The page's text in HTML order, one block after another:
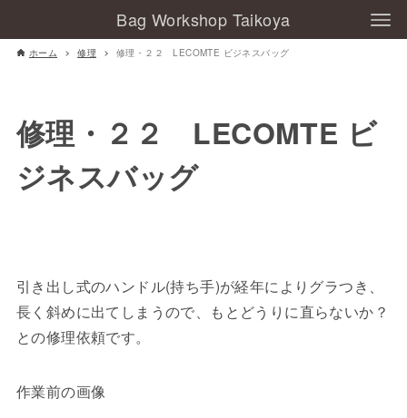
Bag Workshop Taikoya
ホーム 修理 修理・２２ LECOMTE ビジネスバッグ
修理・２２ LECOMTE ビ
ジネスバッグ
引き出し式のハンドル(持ち手)が経年によりグラつき、
長く斜めに出てしまうので、もとどうりに直らないか？
との修理依頼です。
作業前の画像